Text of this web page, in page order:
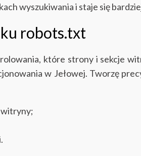
wyszukiwania i staje się
robots.txt
które strony i sekcje
w Jełowej. Tworzę
witryny;